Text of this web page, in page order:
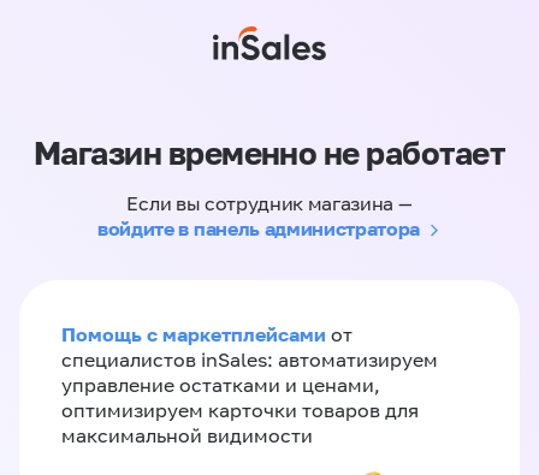
Магазин временно не работает
Если вы сотрудник магазина —
войдите в панель администратора
Помощь с маркетплейсами от
специалистов inSales: автоматизируем
управление остатками и ценами,
оптимизируем карточки товаров для
максимальной видимости